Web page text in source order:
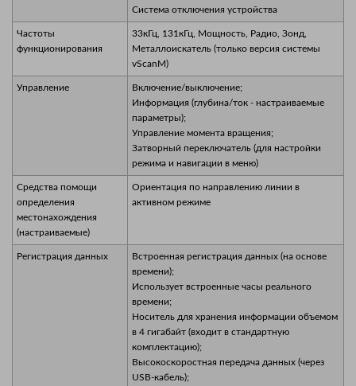
Система отключения устройства
Частоты
функционирования
33кГц, 131кГц, Мощность, Радио, Зонд,
Металлоискатель (только версия системы
vScanM)
Управление
Включение/выключение;
Информация (глубина/ток - настраиваемые
параметры);
Управление момента вращения;
Затворный переключатель (для настройки
режима и навигации в меню)
Средства помощи
определения
местонахождения
(настраиваемые)
Ориентация по направлению линии в
активном режиме
Регистрация данных
Встроенная регистрация данных (на основе
времени);
Использует встроенные часы реального
времени;
Носитель для хранения информации объемом
в 4 гигабайт (входит в стандартную
комплектацию);
Высокоскоростная передача данных (через
USB-кабель);